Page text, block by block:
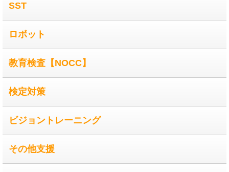
SST
ロボット
教育検査【NOCC】
検定対策
ビジョントレーニング
その他支援